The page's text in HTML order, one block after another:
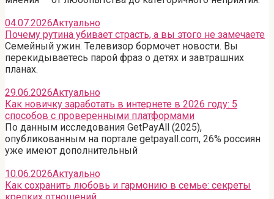
04.07.2026Актуально
Почему рутина убивает страсть, а вы этого не замечаете
Семейный ужин. Телевизор бормочет новости. Вы
перекидываетесь парой фраз о детях и завтрашних
планах.
29.06.2026Актуально
Как новичку заработать в интернете в 2026 году: 5
способов с проверенными платформами
По данным исследования GetPayAll (2025),
опубликованным на портале getpayall.com, 26% россиян
уже имеют дополнительный
10.06.2026Актуально
Как сохранить любовь и гармонию в семье: секреты